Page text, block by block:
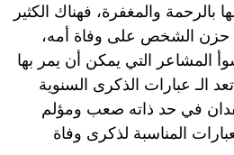
بالرحمة والمغفرة، فهناك الكثير
حزن الشخص على وفاة أمه،
المشاعر التي يمكن أن يمر بها
الـ عبارات الذكرى السنوية
في حد ذاته صعب ومؤلم
المناسبة لذكرى وفاة